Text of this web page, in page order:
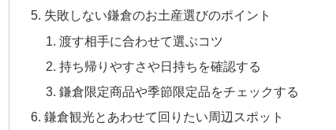
失敗しない鎌倉のお土産選びのポイント
渡す相手に合わせて選ぶコツ
持ち帰りやすさや日持ちを確認する
鎌倉限定商品や季節限定品をチェックする
鎌倉観光とあわせて回りたい周辺スポット